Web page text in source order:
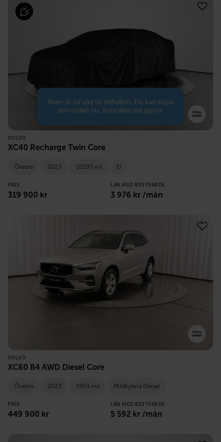
VOLVO
XC40 Recharge Twin Core
Örebro 2023 10193 mil El
PRIS
319 900 kr
LÅN MED RESTVÄRDE
3 976 kr /mån
VOLVO
XC60 B4 AWD Diesel Core
Örebro 2023 5954 mil Mildhybrid Diesel
PRIS
449 900 kr
LÅN MED RESTVÄRDE
5 592 kr /mån